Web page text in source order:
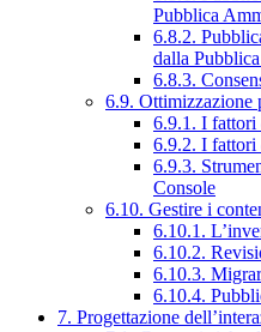
Pubblica
6.8.2.
dalla
6.8.3.
6.9. Ottimizzazione
6.9.1. I fattori
6.9.2. I fattori
6.9.3.
Console
6.10. Gestire i
6.10.1.
6.10.2.
6.10.3.
6.10.4.
7. Progettazione